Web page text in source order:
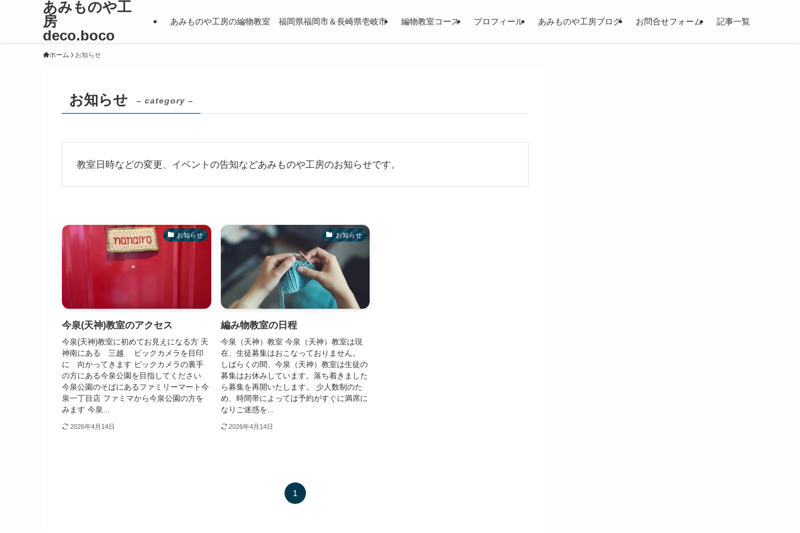
あみものや工
房
deco.boco
あみものや工房の編物教室 福岡県福岡市＆長崎県壱岐市 編物教室コース プロフィール あみものや工房ブログ お問合せフォーム 記事一覧
ホーム お知らせ
お知らせ – category –
教室日時などの変更、イベントの告知などあみものや工房のお知らせです。
お知らせ
今泉(天神)教室のアクセス
今泉(天神)教室に初めてお見えになる方 天
神南にある 三越 ビックカメラを目印
に 向かってきます ビックカメラの裏手
の方にある今泉公園を目指してください
今泉公園のそばにあるファミリーマート今
泉一丁目店 ファミマから今泉公園の方を
みます 今泉...
2026年4月14日
お知らせ
編み物教室の日程
今泉（天神）教室 今泉（天神）教室は現
在、生徒募集はおこなっておりません。
しばらくの間、今泉（天神）教室は生徒の
募集はお休みしています。落ち着きました
ら募集を再開いたします。 少人数制のた
め、時間帯によっては予約がすぐに満席に
なりご迷惑を...
2026年4月14日
1